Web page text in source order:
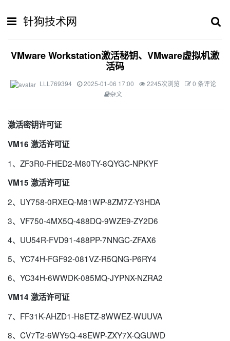
针狗技术网
VMware Workstation激活秘钥、VMware虚拟机激
活码
LLL769394 2025-01-06 17:00 2245次浏览
0 条评论
杂文
激活密钥许可证
VM16 激活许可证
1、ZF3R0-FHED2-M80TY-8QYGC-NPKYF
VM15 激活许可证
2、UY758-0RXEQ-M81WP-8ZM7Z-Y3HDA
3、VF750-4MX5Q-488DQ-9WZE9-ZY2D6
4、UU54R-FVD91-488PP-7NNGC-ZFAX6
5、YC74H-FGF92-081VZ-R5QNG-P6RY4
6、YC34H-6WWDK-085MQ-JYPNX-NZRA2
VM14 激活许可证
7、FF31K-AHZD1-H8ETZ-8WWEZ-WUUVA
8、CV7T2-6WY5Q-48EWP-ZXY7X-QGUWD